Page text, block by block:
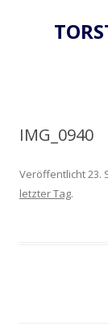
IMG_0940
Veröffentlicht23.
letzter Tag.